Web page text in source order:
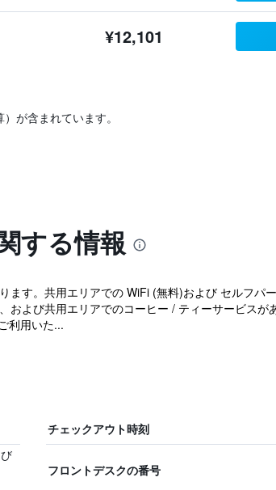
¥12,101
が含まれています。
する情報
す。共用エリアでの WiFi (無料)および セルフパ
よび共用エリアでのコーヒー / ティーサービスが
利用いた...
チェックアウト時刻
フロントデスクの番号